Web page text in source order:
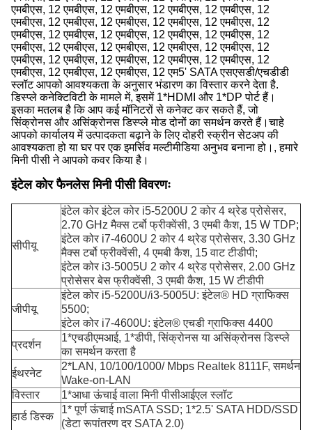
एमबीएस, 12 एमबीएस, 12 एमबीएस, 12 एमबीएस, 12 एमबीएस, 12
एमबीएस, 12 एमबीएस, 12 एमबीएस, 12 एमबीएस, 12 एमबीएस, 12
एमबीएस, 12 एमबीएस, 12 एमबीएस, 12 एमबीएस, 12 एमबीएस, 12
एमबीएस, 12 एमबीएस, 12 एमबीएस, 12 एमबीएस, 12 एमबीएस, 12
एमबीएस, 12 एमबीएस, 12 एमबीएस, 12 एमबीएस, 12 एमबीएस, 12
एमबीएस, 12 एमबीएस, 12 एमबीएस, 12 एम5' SATA एसएसडी/एचडीडी
स्लॉट आपको आवश्यकता के अनुसार भंडारण का विस्तार करने देता है.
डिस्प्ले कनेक्टिविटी के मामले में, इसमें 1*HDMI और 1*DP पोर्ट हैं।
इसका मतलब है कि आप कई मॉनिटरों से कनेक्ट कर सकते हैं, जो
सिंक्रोनस और असिंक्रोनस डिस्प्ले मोड दोनों का समर्थन करते हैं।चाहे
आपको कार्यालय में उत्पादकता बढ़ाने के लिए दोहरी स्क्रीन सेटअप की
आवश्यकता हो या घर पर एक इमर्सिव मल्टीमीडिया अनुभव बनाना हो।, हमारे
मिनी पीसी ने आपको कवर किया है।
इंटेल कोर फैनलेस मिनी पीसी विवरणः
सीपीयू
इंटेल कोर इंटेल कोर i5-5200U 2 कोर 4 थ्रेड प्रोसेसर,
2.70 GHz मैक्स टर्बो फ्रीक्वेंसी, 3 एमबी कैश, 15 W TDP;
इंटेल कोर i7-4600U 2 कोर 4 थ्रेड प्रोसेसर, 3.30 GHz
मैक्स टर्बो फ्रीक्वेंसी, 4 एमबी कैश, 15 वाट टीडीपी;
इंटेल कोर i3-5005U 2 कोर 4 थ्रेड प्रोसेसर, 2.00 GHz
प्रोसेसर बेस फ्रीक्वेंसी, 3 एमबी कैश, 15 W टीडीपी
जीपीयू
इंटेल कोर i5-5200U/i3-5005U: इंटेल® HD ग्राफिक्स
5500;
इंटेल कोर i7-4600U: इंटेल® एचडी ग्राफिक्स 4400
प्रदर्शन
1*एचडीएमआई, 1*डीपी, सिंक्रोनस या असिंक्रोनस डिस्प्ले
का समर्थन करता है
ईथरनेट
2*LAN, 10/100/1000/ Mbps Realtek 8111F, समर्थन
Wake-on-LAN
विस्तार
1*आधा ऊंचाई वाला मिनी पीसीआईएल स्लॉट
हार्ड डिस्क
1* पूर्ण ऊंचाई mSATA SSD; 1*2.5' SATA HDD/SSD
(डेटा रूपांतरण दर SATA 2.0)